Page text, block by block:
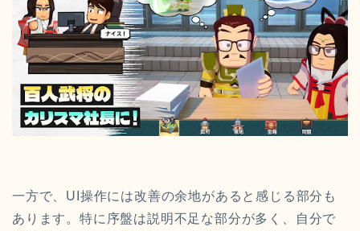
一方で、UI操作には改善の余地があると感じる部分も
あります。特に序盤は説明不足な部分が多く、自分で